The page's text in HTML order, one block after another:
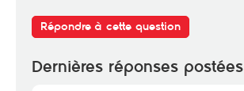
Répondre à cette question
Dernières réponses postées